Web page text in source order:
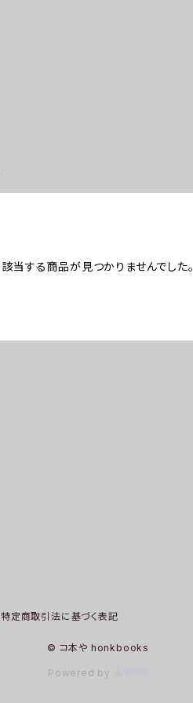
該当する商品が見つかりませんでした。
特定商取引法に基づく表記
© コ本や honkbooks
Powered by